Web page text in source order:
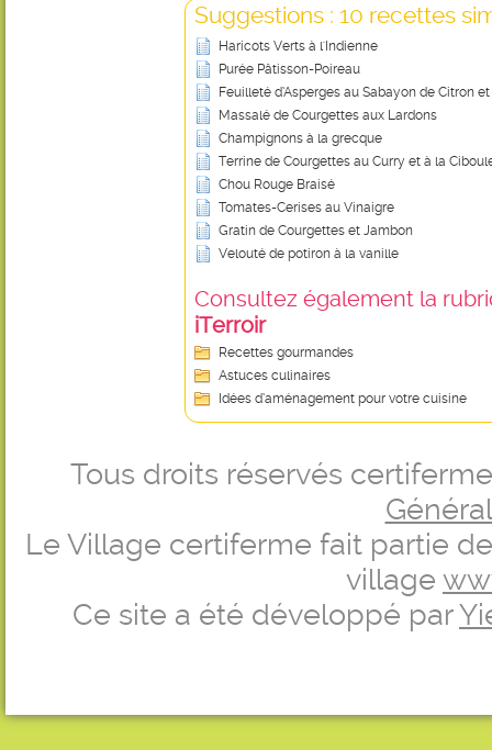
Suggestions : 10 recettes
Haricots Verts à l'Indienne
Purée Pâtisson-Poireau
Feuilleté d’Asperges au Sabayon de Citron
Massalé de Courgettes aux Lardons
Champignons à la grecque
Terrine de Courgettes au Curry et à la
Chou Rouge Braisé
Tomates-Cerises au Vinaigre
Gratin de Courgettes et Jambon
Velouté de potiron à la vanille
Consultez également la
iTerroir
Recettes gourmandes
Astuces culinaires
Idées d’aménagement pour votre cuisine
Tous droits réservés
Le Village certiferme fait partie
village
Ce site a été développé par